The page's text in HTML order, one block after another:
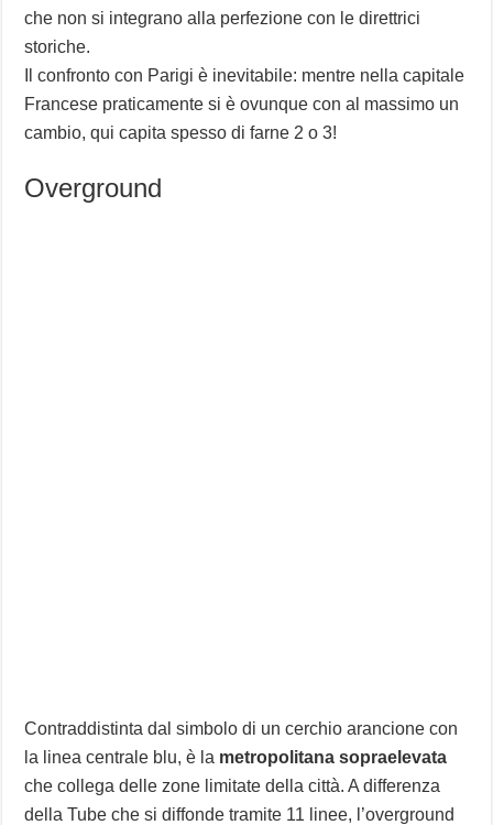
che non si integrano alla perfezione con le direttrici
storiche.
Il confronto con Parigi è inevitabile: mentre nella capitale
Francese praticamente si è ovunque con al massimo un
cambio, qui capita spesso di farne 2 o 3!
Overground
Contraddistinta dal simbolo di un cerchio arancione con
la linea centrale blu, è la metropolitana sopraelevata
che collega delle zone limitate della città. A differenza
della Tube che si diffonde tramite 11 linee, l’overground